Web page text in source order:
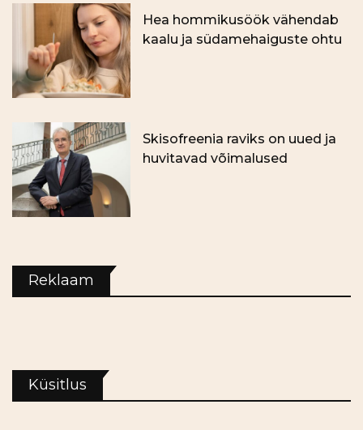
Hea hommikusöök vähendab
kaalu ja südamehaiguste ohtu
Skisofreenia raviks on uued ja
huvitavad võimalused
Reklaam
Küsitlus